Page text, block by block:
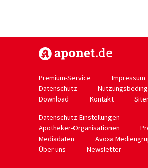
Premium-Service
Impressum
Datenschutz
Download
Kontakt
Datenschutz-Einstellungen
Apotheker-Organisationen
Mediadaten
Avoxa
Über uns
Newsletter